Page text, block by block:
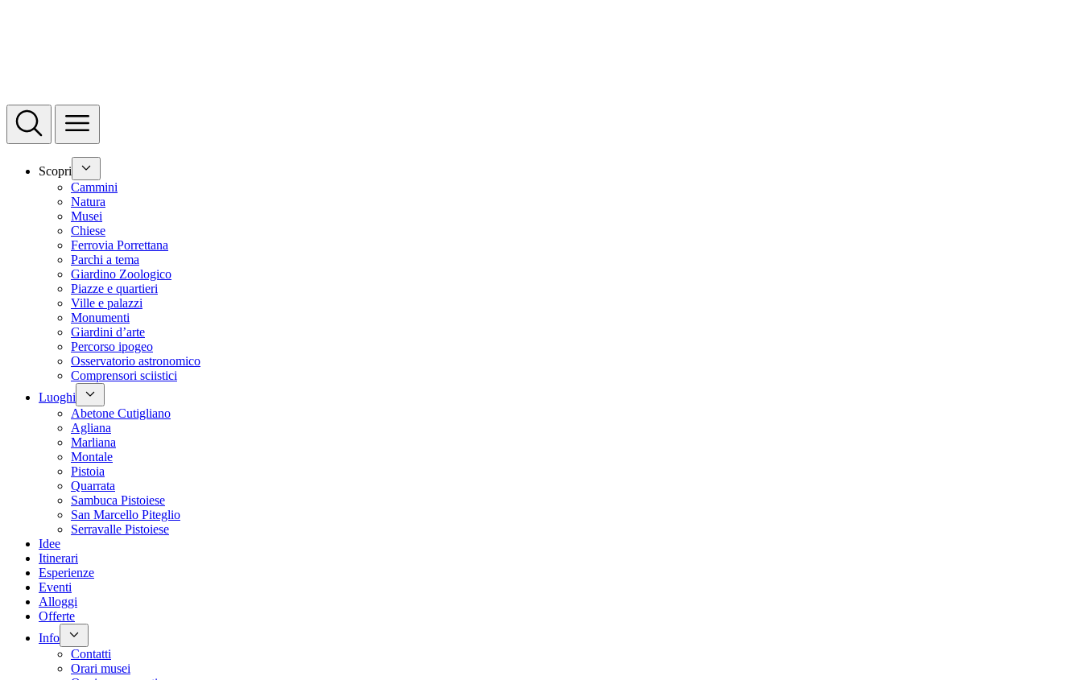
Scopri
Cammini
Natura
Musei
Chiese
Ferrovia Porrettana
Parchi a tema
Giardino Zoologico
Piazze e quartieri
Ville e palazzi
Monumenti
Giardini d’arte
Percorso ipogeo
Osservatorio astronomico
Comprensori sciistici
Luoghi
Abetone Cutigliano
Agliana
Marliana
Montale
Pistoia
Quarrata
Sambuca Pistoiese
San Marcello Piteglio
Serravalle Pistoiese
Idee
Itinerari
Esperienze
Eventi
Alloggi
Offerte
Info
Contatti
Orari musei